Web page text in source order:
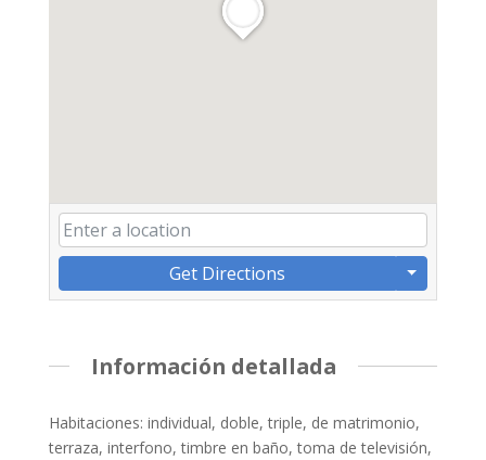
Get Directions
Información detallada
Habitaciones: individual, doble, triple, de matrimonio,
terraza, interfono, timbre en baño, toma de televisión,